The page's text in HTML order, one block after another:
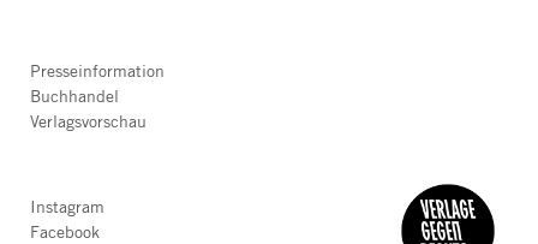
Presseinformation
Buchhandel
Verlagsvorschau
Instagram
Facebook